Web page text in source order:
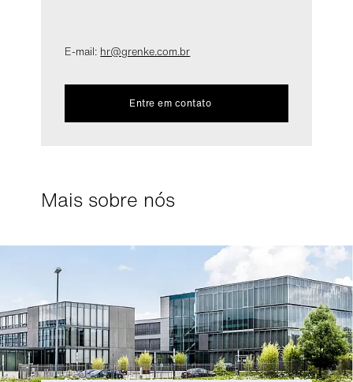
E-mail: hr@grenke.com.br
Entre em contato
Mais sobre nós